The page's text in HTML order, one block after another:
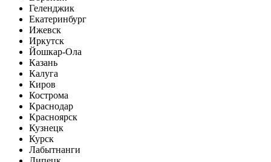
Геленджик
Екатеринбург
Ижевск
Иркутск
Йошкар-Ола
Казань
Калуга
Киров
Кострома
Краснодар
Красноярск
Кузнецк
Курск
Лабытнанги